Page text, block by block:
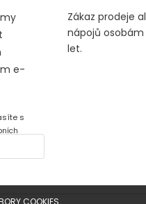
COOKIES
e-
s
Zákaz prodeje
nápojů osobám
let.